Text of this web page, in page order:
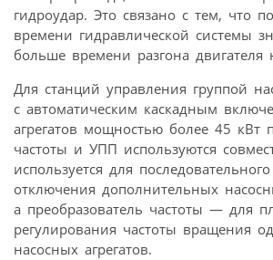
гидроудар. Это связано с тем, что
времени гидравлической системы
больше времени разгона двигателя
Для станций управления группой
с автоматическим каскадным
агрегатов мощностью более 45 кВт
частоты и УПП используются
используется для
отключения дополнительных
а преобразователь частоты — для
регулирования частоты вращения
насосных агрегатов.